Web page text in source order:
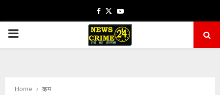
Facebook
TwitterYoutube
PRIMARY
Home
क्राइम